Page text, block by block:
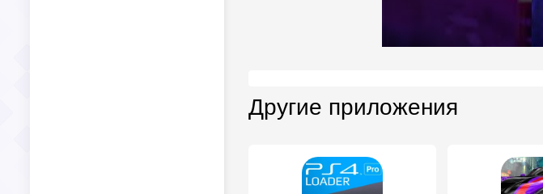
Другие приложения